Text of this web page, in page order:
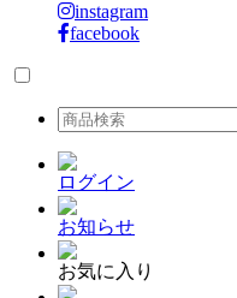
instagram
facebook
ログイン
お知らせ
お気に入り